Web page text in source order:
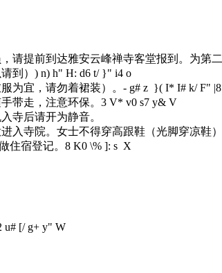
请提前到达雅安云峰禅寺客堂报到。为第
到） ) n) h" H: d6 t/ }" i4 o
为宜，请勿着裙装）。 - g# z }( I* I# k/ F"
带走，注意环保。 3 V* v0 s7 y& V
寺后请开为静音。
入寺院。女士不得穿高跟鞋（光脚穿凉鞋
住宿登记。 8 K0 \% ]: s X
u# [/ g+ y" W